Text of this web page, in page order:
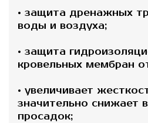
• защита дренажных
воды и воздуха;
• защита
кровельных мембран
• увеличивает
значительно снижает
просадок;